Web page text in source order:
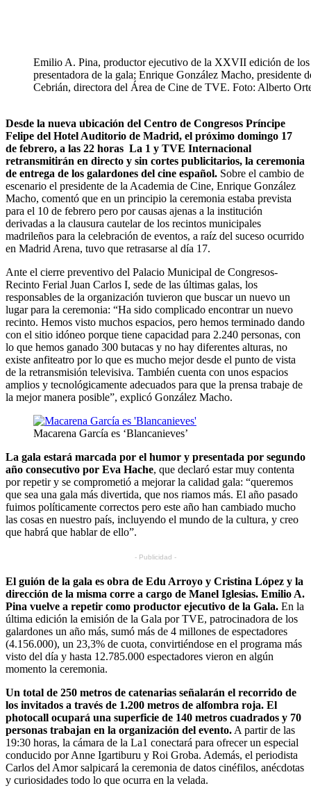
Emilio A. Pina, productor ejecutivo de la XXVII edición de
presentadora de la gala; Enrique González Macho, presidente
Cebrián, directora del Área de Cine de TVE. Foto: Alberto
Desde la nueva ubicación del Centro de Congresos Príncipe
Felipe del Hotel Auditorio de Madrid, el próximo domingo 17
de febrero, a las 22 horas La 1 y TVE Internacional
retransmitirán en directo y sin cortes publicitarios, la ceremonia
de entrega de los galardones del cine español. Sobre el cambio de
escenario el presidente de la Academia de Cine, Enrique González
Macho, comentó que en un principio la ceremonia estaba prevista
para el 10 de febrero pero por causas ajenas a la institución
derivadas a la clausura cautelar de los recintos municipales
madrileños para la celebración de eventos, a raíz del suceso ocurrido
en Madrid Arena, tuvo que retrasarse al día 17.
Ante el cierre preventivo del Palacio Municipal de Congresos-
Recinto Ferial Juan Carlos I, sede de las últimas galas, los
responsables de la organización tuvieron que buscar un nuevo un
lugar para la ceremonia: “Ha sido complicado encontrar un nuevo
recinto. Hemos visto muchos espacios, pero hemos terminado dando
con el sitio idóneo porque tiene capacidad para 2.240 personas, con
lo que hemos ganado 300 butacas y no hay diferentes alturas, no
existe anfiteatro por lo que es mucho mejor desde el punto de vista
de la retransmisión televisiva. También cuenta con unos espacios
amplios y tecnológicamente adecuados para que la prensa trabaje de
la mejor manera posible”, explicó González Macho.
Macarena García es ‘Blancanieves’
La gala estará marcada por el humor y presentada por segundo
año consecutivo por Eva Hache, que declaró estar muy contenta
por repetir y se comprometió a mejorar la calidad gala: “queremos
que sea una gala más divertida, que nos riamos más. El año pasado
fuimos políticamente correctos pero este año han cambiado mucho
las cosas en nuestro país, incluyendo el mundo de la cultura, y creo
que habrá que hablar de ello”.
- Publicidad -
El guión de la gala es obra de Edu Arroyo y Cristina López y la
dirección de la misma corre a cargo de Manel Iglesias. Emilio A.
Pina vuelve a repetir como productor ejecutivo de la Gala. En la
última edición la emisión de la Gala por TVE, patrocinadora de los
galardones un año más, sumó más de 4 millones de espectadores
(4.156.000), un 23,3% de cuota, convirtiéndose en el programa más
visto del día y hasta 12.785.000 espectadores vieron en algún
momento la ceremonia.
Un total de 250 metros de catenarias señalarán el recorrido de
los invitados a través de 1.200 metros de alfombra roja. El
photocall ocupará una superficie de 140 metros cuadrados y 70
personas trabajan en la organización del evento. A partir de las
19:30 horas, la cámara de la La1 conectará para ofrecer un especial
conducido por Anne Igartiburu y Roi Groba. Además, el periodista
Carlos del Amor salpicará la ceremonia de datos cinéfilos, anécdotas
y curiosidades todo lo que ocurra en la velada.